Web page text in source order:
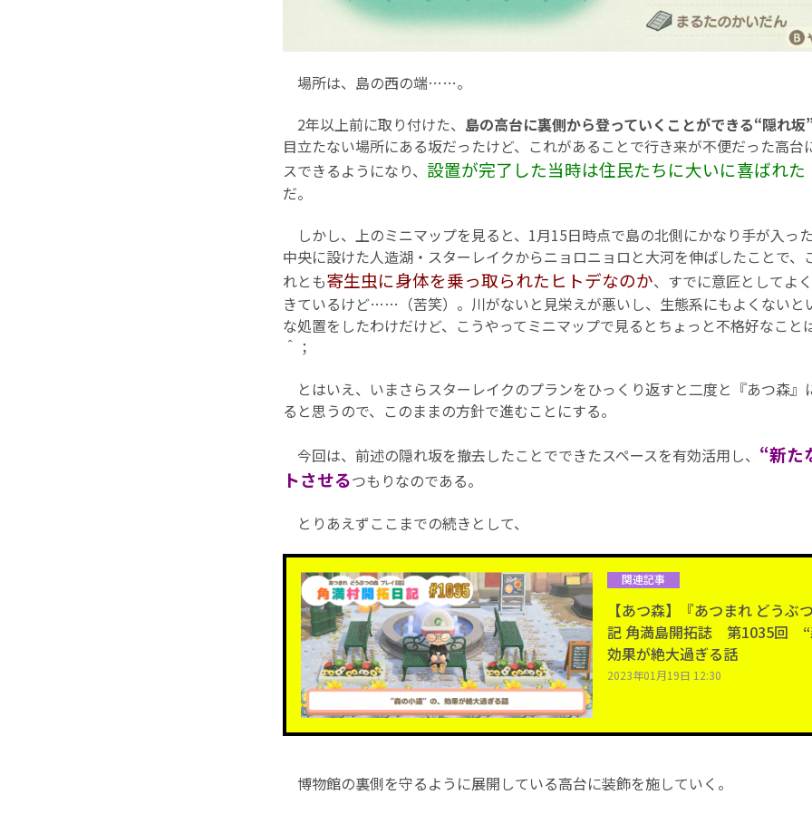
場所は、島の西の端……。
2年以上前に取り付けた、 島の高台に裏側から登っていくことができる“隠れ坂
目立たない場所にある坂だったけど、これがあることで行き来が不便だった高台
スできるようになり、 設置が完了した当時は住民たちに大いに喜ばれた
だ。
しかし、上のミニマップを見ると、1月15日時点で島の北側にかなり手が入っ
中央に設けた人造湖・スターレイクからニョロニョロと大河を伸ばしたことで、
れとも寄生虫に身体を乗っ取られたヒトデなのか、すでに意匠としてよ
きているけど……（苦笑）。川がないと見栄えが悪いし、生態系にもよくないと
な処置をしたわけだけど、こうやってミニマップで見るとちょっと不格好なこと
＾；
とはいえ、いまさらスターレイクのプランをひっくり返すと二度と『あつ森』
ると思うので、このままの方針で進むことにする。
今回は、前述の隠れ坂を撤去したことでできたスペースを有効活用し、 “新た
トさせるつもりなのである。
とりあえずここまでの続きとして、
関連記事
【あつ森】『あつまれ どうぶ
記 角満島開拓誌 第1035回 “
効果が絶大過ぎる話
2023年01月19日 12:30
博物館の裏側を守るように展開している高台に装飾を施していく。